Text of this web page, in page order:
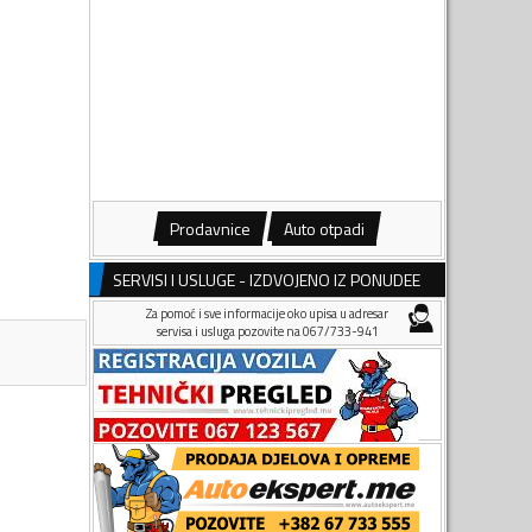
Prodavnice Auto otpadi
SERVISI I USLUGE - IZDVOJENO IZ PONUDEE
Za pomoć i sve informacije oko upisa u adresar
servisa i usluga pozovite na 067/733-941